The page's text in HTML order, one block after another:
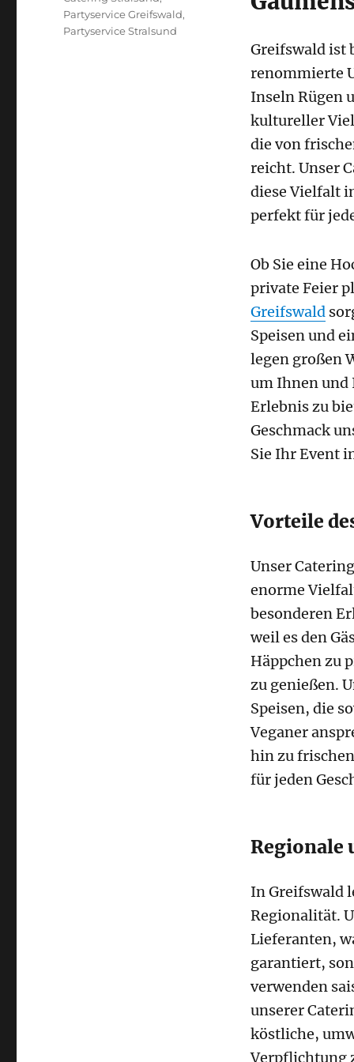
Greifswald ist
renommierte
Inseln Rügen
kultureller
die von
reicht. Unser
diese Vielfalt
perfekt für
Ob Sie eine
private Feier
Greifswald
Speisen und
legen großen
um Ihnen und
Erlebnis zu
Geschmack
Sie Ihr Event
Vorteile
Unser
enorme
besonderen
weil es den
Häppchen zu
zu genießen.
Speisen, die
Veganer
hin zu
für jeden
Regionale
In Greifswald
Regionalität.
Lieferanten,
garantiert,
verwenden
unserer
köstliche,
Verpflichtung
Partyservice Greifswald,
Partyservice Stralsund